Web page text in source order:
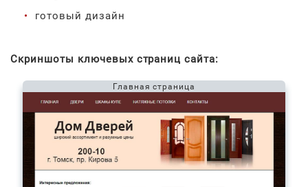
готовый дизайн
Скриншоты ключевых страниц сайта:
Главная страница